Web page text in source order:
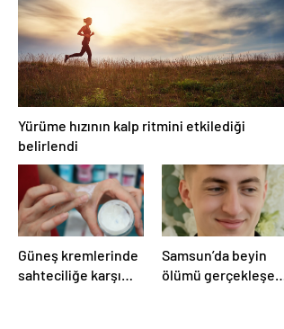
Yürüme hızının kalp ritmini etkilediği
belirlendi
Güneş kremlerinde
sahteciliğe karşı
Samsun’da beyin
ölümü gerçekleşen